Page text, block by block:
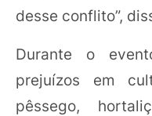
desse conflito”,
Durante o
prejuízos em
pêssego,